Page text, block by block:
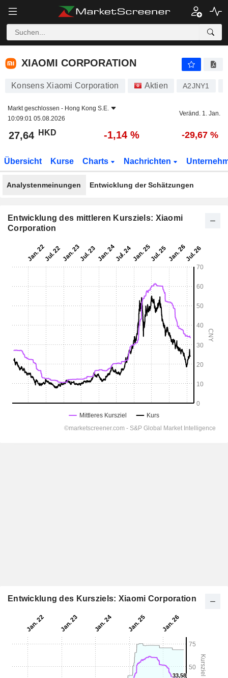
XIAOMI CORPORATION
XIAOMI CORPORATION
Konsens Xiaomi Corporation Aktien A2JNY1
Markt geschlossen - Hong Kong S.E.
10:09:01 05.08.2026
Veränd. 1. Jan.
27,64 HKD -1,14 % -29,67 %
Übersicht Kurse Charts Nachrichten
Analystenmeinungen Entwicklung der Schätzungen
Entwicklung des mittleren Kursziels: Xiaomi
Corporation
Entwicklung des Kursziels: Xiaomi Corporation